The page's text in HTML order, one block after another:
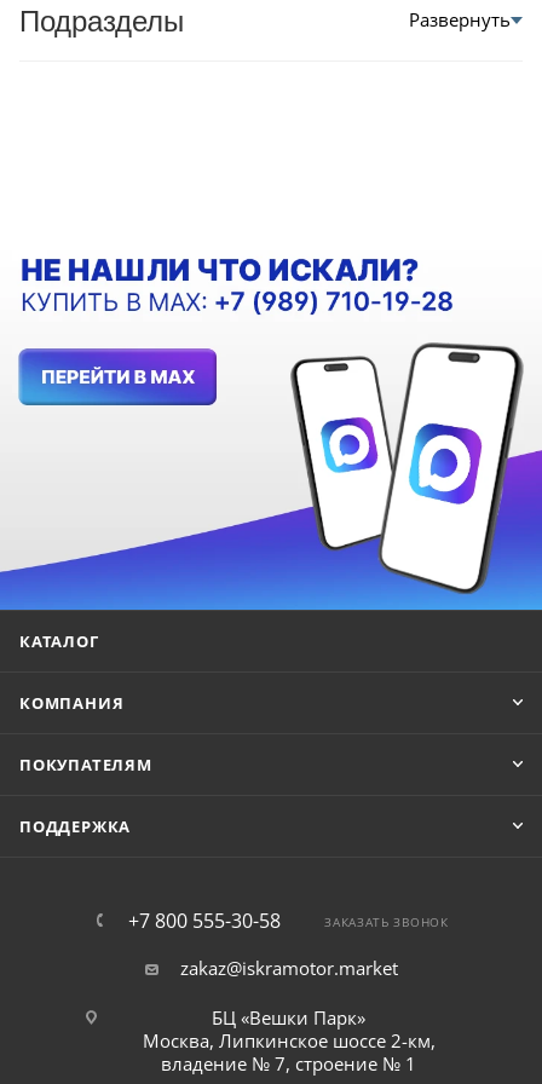
Подразделы
КАТАЛОГ
КОМПАНИЯ
ПОКУПАТЕЛЯМ
ПОДДЕРЖКА
+7 800 555-30-58 ЗАКАЗАТЬ ЗВОНОК
zakaz@iskramotor.market
БЦ «Вешки Парк»
Москва, Липкинское шоссе 2-км,
владение № 7, строение № 1